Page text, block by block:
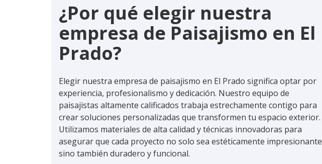
¿Por qué elegir nuestra
empresa de Paisajismo en El
Prado?
Elegir nuestra empresa de paisajismo en El Prado significa optar por
experiencia, profesionalismo y dedicación. Nuestro equipo de
paisajistas altamente calificados trabaja estrechamente contigo para
crear soluciones personalizadas que transformen tu espacio exterior.
Utilizamos materiales de alta calidad y técnicas innovadoras para
asegurar que cada proyecto no solo sea estéticamente impresionante
sino también duradero y funcional.